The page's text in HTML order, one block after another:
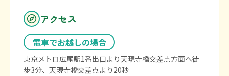
アクセス
電車でお越しの場合
東京メトロ広尾駅1番出口より天現寺橋交差点方面へ徒
歩3分、天現寺橋交差点より20秒